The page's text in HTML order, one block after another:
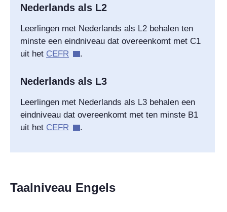
Nederlands als L2
Leerlingen met Nederlands als L2 behalen ten
minste een eindniveau dat overeenkomt met C1
uit het CEFR .
Nederlands als L3
Leerlingen met Nederlands als L3 behalen een
eindniveau dat overeenkomt met ten minste B1
uit het CEFR .
Taalniveau Engels